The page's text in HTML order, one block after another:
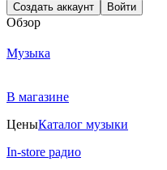
Создать аккаунт Войти
Обзор
Музыка
В магазине
ЦеныКаталог музыки
In-store радио